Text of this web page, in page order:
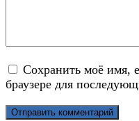
Сохранить моё имя,
браузере для